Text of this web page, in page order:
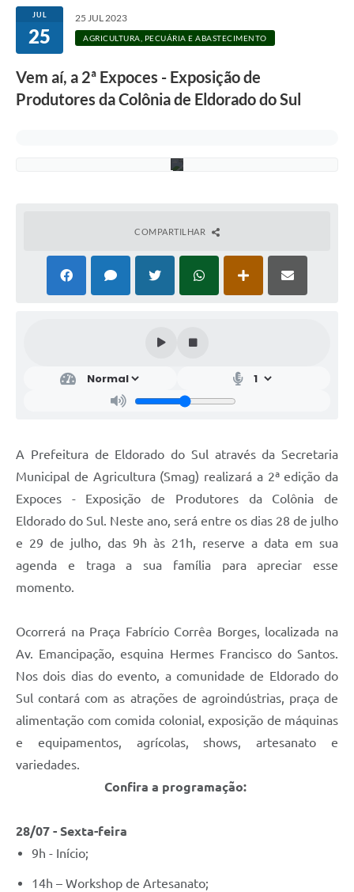
JUL
25
25 JUL 2023
AGRICULTURA, PECUÁRIA E ABASTECIMENTO
Vem aí, a 2ª Expoces - Exposição de
Produtores da Colônia de Eldorado do Sul
u
z
A
COMPARTILHAR
A Prefeitura de Eldorado do Sul através da Secretaria
Municipal de Agricultura (Smag) realizará a 2ª edição da
Expoces - Exposição de Produtores da Colônia de
Eldorado do Sul. Neste ano, será entre os dias 28 de julho
e 29 de julho, das 9h às 21h, reserve a data em sua
agenda e traga a sua família para apreciar esse
momento.
Ocorrerá na Praça Fabrício Corrêa Borges, localizada na
Av. Emancipação, esquina Hermes Francisco do Santos.
Nos dois dias do evento, a comunidade de Eldorado do
Sul contará com as atrações de agroindústrias, praça de
alimentação com comida colonial, exposição de máquinas
e equipamentos, agrícolas, shows, artesanato e
variedades.
Confira a programação:
28/07 - Sexta-feira
9h - Início;
14h – Workshop de Artesanato;